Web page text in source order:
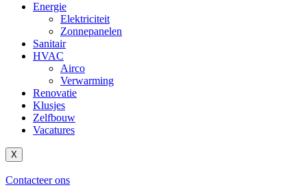
Energie
Elektriciteit
Zonnepanelen
Sanitair
HVAC
Airco
Verwarming
Renovatie
Klusjes
Zelfbouw
Vacatures
X
Contacteer ons